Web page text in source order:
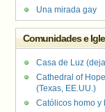
Una mirada gay
Comunidades e
Casa de Luz
Cathedral of
(Texas, EE.UU.)
Católicos homo y